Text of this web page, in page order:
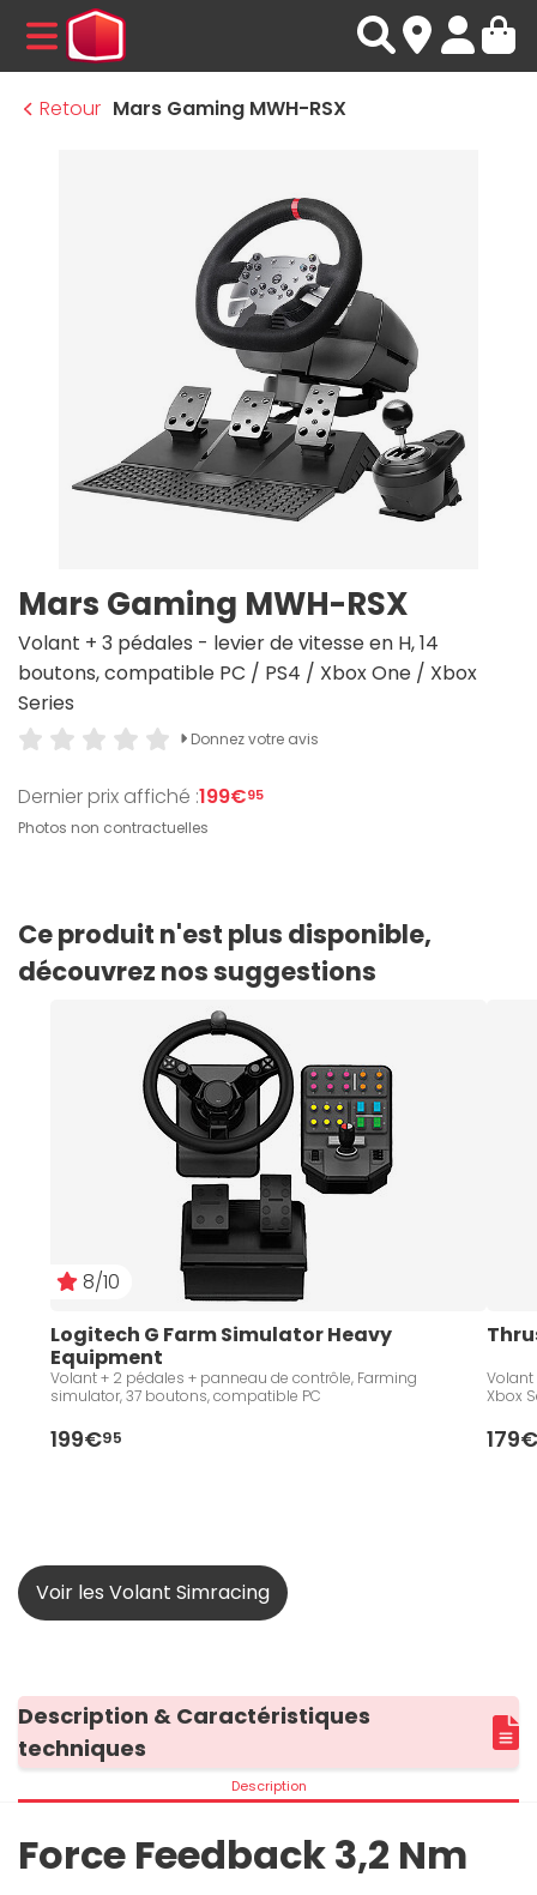
MENU
Retour Mars Gaming MWH-RSX
Mars Gaming MWH-RSX
Volant + 3 pédales - levier de vitesse en H, 14
boutons, compatible PC / PS4 / Xbox One / Xbox
Series
Donnez votre avis
Dernier prix affiché :199€95
Photos non contractuelles
Ce produit n'est plus disponible,
découvrez nos suggestions
8/10
Logitech G Farm Simulator Heavy
Equipment
Volant + 2 pédales + panneau de contrôle, Farming
simulator, 37 boutons, compatible PC
199€95
Volant
Xbox
Voir les Volant Simracing
Description & Caractéristiques
techniques
Description
Force Feedback 3,2 Nm